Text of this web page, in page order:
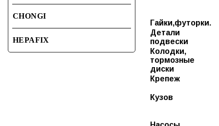
CHONGI
HEPAFIX
Гайки,футорки.
Гайки
легковые
Футорки и
гайки
грузовые
Детали
подвески
Вал рулевой
Рейки
Рулевые
наконечники.
Рычаги,
Колодки,
тормозные
диски
Суппорта
износа
тормозные
Крепеж
Европейские
Японские
Кузов
радиатора